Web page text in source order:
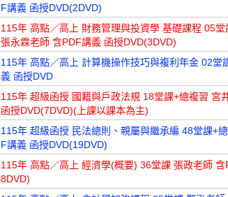
F講義 函授DVD(2DVD)
115年 高點／高上 財務管理與投資學 基礎課程 05
張永霖老師 含PDF講義 函授DVD(3DVD)
115年 高點／高上 計算機操作技巧與複利年金 02堂
義 函授DVD
115年 超級函授 國籍與戶政法規 18堂課+總複習 宮
函授DVD(7DVD)(上課以課本為主)
115年 超級函授 民法總則、親屬與繼承編 48堂課+
F講義 函授DVD(19DVD)
115年 高點／高上 經濟學(概要) 36堂課 張政老師 含
8DVD)